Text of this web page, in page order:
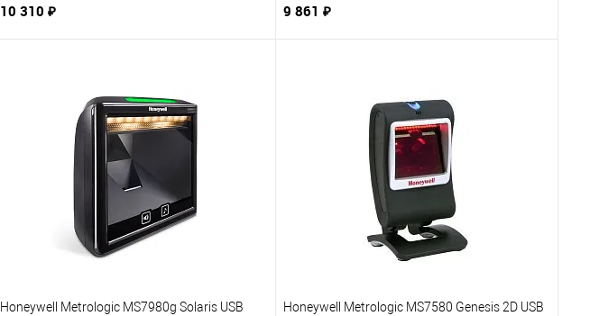
10 310 ₽
Купить в 1 клик
К сравнению
В избранное
Под заказ
9 861 ₽
Купить в 1 клик
В избранное
Под заказ
Honeywell Metrologic MS7980g Solaris USB Honeywell Metrologic MS7580 Genesis 2D USB